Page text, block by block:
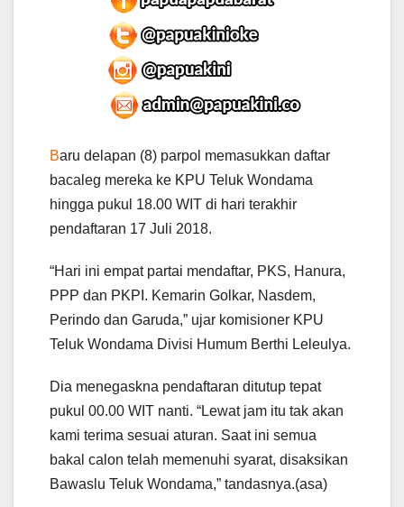
Baru delapan (8) parpol memasukkan daftar
bacaleg mereka ke KPU Teluk Wondama
hingga pukul 18.00 WIT di hari terakhir
pendaftaran 17 Juli 2018.
“Hari ini empat partai mendaftar, PKS, Hanura,
PPP dan PKPI. Kemarin Golkar, Nasdem,
Perindo dan Garuda,” ujar komisioner KPU
Teluk Wondama Divisi Humum Berthi Leleulya.
Dia menegaskna pendaftaran ditutup tepat
pukul 00.00 WIT nanti. “Lewat jam itu tak akan
kami terima sesuai aturan. Saat ini semua
bakal calon telah memenuhi syarat, disaksikan
Bawaslu Teluk Wondama,” tandasnya.(asa)